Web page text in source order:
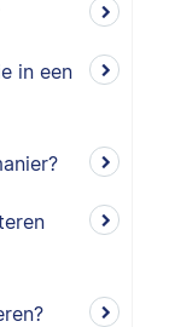
in een